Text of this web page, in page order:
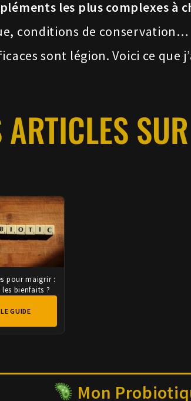
les plus complexes à
conditions de
sont légion. Voici ce que
pour maigrir :
bienfaits ?
GUIDE
Mon